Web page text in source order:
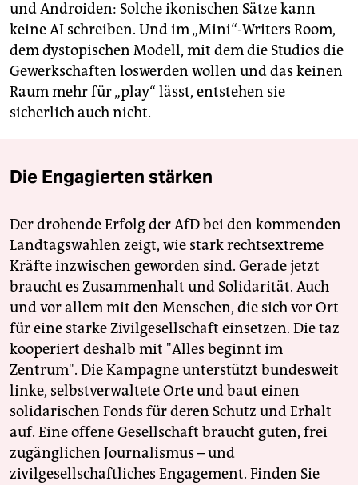
und Androiden: Solche ikonischen Sätze kann
keine AI schreiben. Und im „Mini“-Writers Room,
dem dystopischen Modell, mit dem die Studios die
Gewerkschaften loswerden wollen und das keinen
Raum mehr für „play“ lässt, entstehen sie
sicherlich auch nicht.
Die Engagierten stärken
Der drohende Erfolg der AfD bei den kommenden
Landtagswahlen zeigt, wie stark rechtsextreme
Kräfte inzwischen geworden sind. Gerade jetzt
braucht es Zusammenhalt und Solidarität. Auch
und vor allem mit den Menschen, die sich vor Ort
für eine starke Zivilgesellschaft einsetzen. Die taz
kooperiert deshalb mit "Alles beginnt im
Zentrum". Die Kampagne unterstützt bundesweit
linke, selbstverwaltete Orte und baut einen
solidarischen Fonds für deren Schutz und Erhalt
auf. Eine offene Gesellschaft braucht guten, frei
zugänglichen Journalismus – und
zivilgesellschaftliches Engagement. Finden Sie